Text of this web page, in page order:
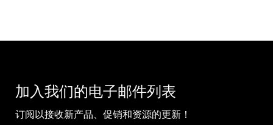
加入我们的电子邮件列表
订阅以接收新产品、促销和资源的更新！